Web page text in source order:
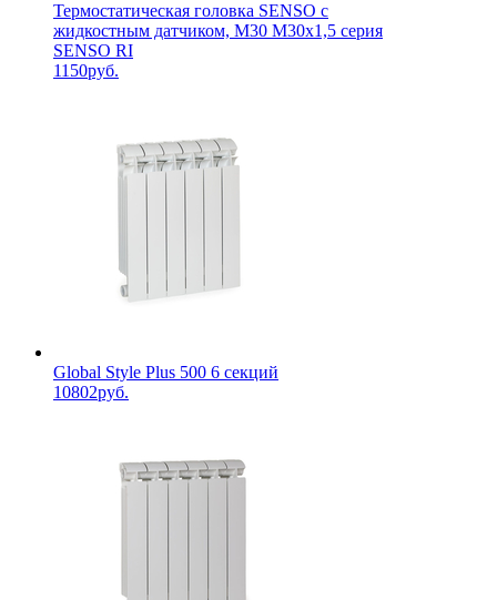
Термостатическая головка SENSO с
жидкостным датчиком, M30 M30x1,5 серия
SENSO RI
1150руб.
Global Style Plus 500 6 секций
10802руб.